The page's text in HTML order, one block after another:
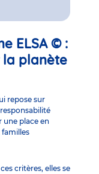
ELSA © :
la planète
repose sur
une place en
critères, elles se